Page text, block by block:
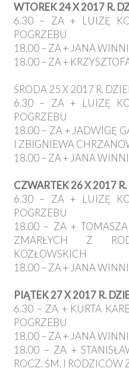
WTOREK 24 X 2017 R.
6.30 – ZA + LUIZĘ
POGRZEBU
18.00 – ZA + JANA
18.00 – ZA +
ŚRODA 25 X 2017 R.
6.30 – ZA + LUIZĘ
POGRZEBU
18.00 – ZA + JADWIGĘ
I ZBIGNIEWA
18.00 – ZA + JANA
CZWARTEK 26 X 2017
6.30 – ZA + LUIZĘ
POGRZEBU
18.00 – ZA +
ZMARŁYCH Z
KOZŁOWSKICH
18.00 – ZA + JANA
PIĄTEK 27 X 2017 R.
6.30 – ZA + KURTA
POGRZEBU
18.00 – ZA + JANA
18.00 – ZA +
ROCZ. ŚM. I RODZICÓW